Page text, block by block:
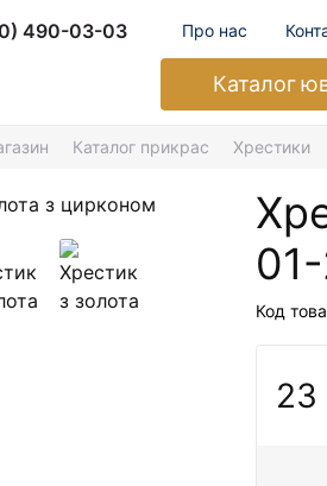
490-03-03 Про нас
Каталог
Каталог прикрас Хрестики
Код
23